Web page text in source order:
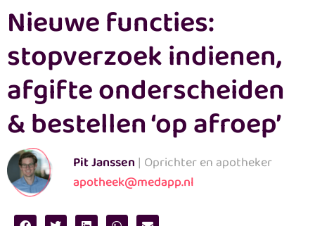
Nieuwe functies:
stopverzoek indienen,
afgifte onderscheiden
& bestellen ‘op afroep’
Pit Janssen | Oprichter en apotheker
apotheek@medapp.nl